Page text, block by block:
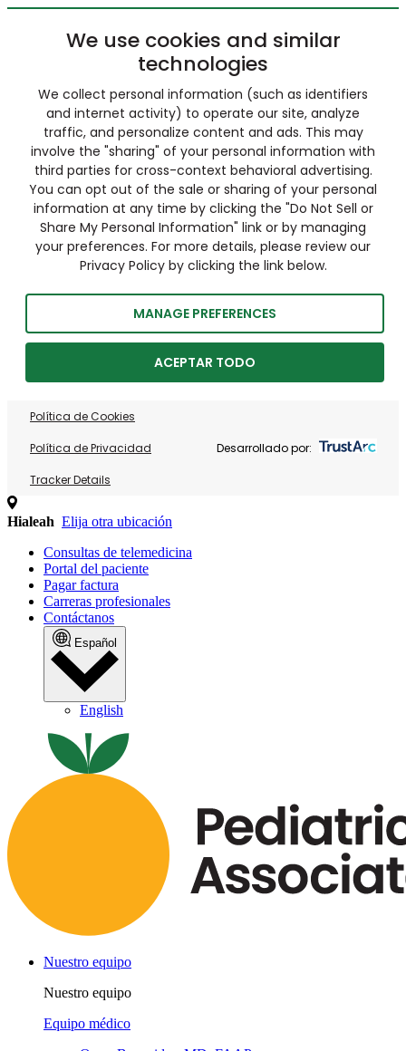
We use cookies and similar
technologies
We collect personal information (such as identifiers
and internet activity) to operate our site, analyze
traffic, and personalize content and ads. This may
involve the "sharing" of your personal information with
third parties for cross-context behavioral advertising.
You can opt out of the sale or sharing of your personal
information at any time by clicking the "Do Not Sell or
Share My Personal Information" link or by managing
your preferences. For more details, please review our
Privacy Policy by clicking the link below.
MANAGE PREFERENCES
ACEPTAR TODO
Política de Cookies
Política de Privacidad
Tracker Details
Desarrollado por:
Hialeah Elija otra ubicación
Consultas de telemedicina
Portal del paciente
Pagar factura
Carreras profesionales
Contáctanos
Español
English
Nuestro equipo
Nuestro equipo
Equipo médico